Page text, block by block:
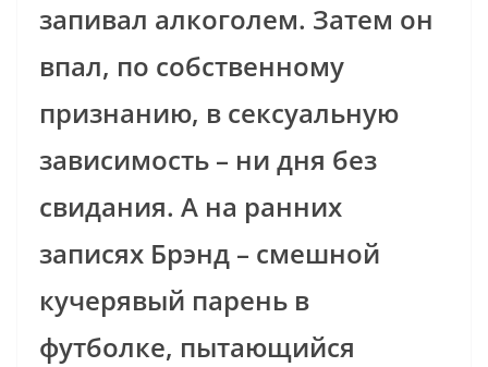
запивал алкоголем. Затем он
впал, по собственному
признанию, в сексуальную
зависимость – ни дня без
свидания. А на ранних
записях Брэнд – смешной
кучерявый парень в
футболке, пытающийся